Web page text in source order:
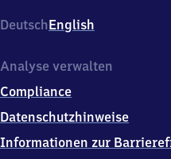
2,
3
3
6
Loitsche
DeutschEnglish
Analyse verwalten
Compliance
Datenschutzhinweise
Informationen zur